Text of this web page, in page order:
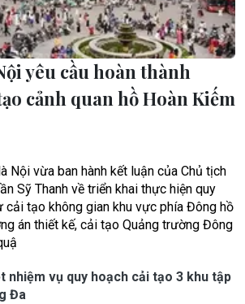
yêu cầu hoàn thành
cảnh quan hồ Hoàn Kiếm
Nội vừa ban hành kết luận của Chủ tịch
Sỹ Thanh về triển khai thực hiện quy
cải tạo không gian khu vực phía Đông hồ
án thiết kế, cải tạo Quảng trường Đông
nhiệm vụ quy hoạch cải tạo 3 khu tập
Đa